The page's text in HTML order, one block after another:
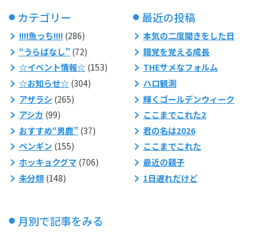
カテゴリー
!!!!魚っち!!!!(286)
“うらばなし”(72)
☆イベント情報☆(153)
☆お知らせ☆(304)
アザラシ (265)
アシカ (99)
おすすめ“男鹿”(37)
ペンギン (155)
ホッキョクグマ (706)
未分類(148)
最近の投稿
本気の二度聞きをした日
錯覚を覚える成長
THEサメなフォルム
ハロ観測
輝くゴールデンウィーク
ここまでこれた2
君の名は2026
ここまでこれた
最近の親子
1日遅れだけど
月別で記事をみる